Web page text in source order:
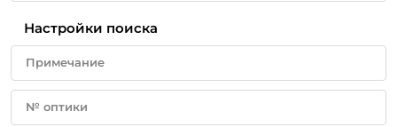
Настройки поиска
Примечание
№ оптики